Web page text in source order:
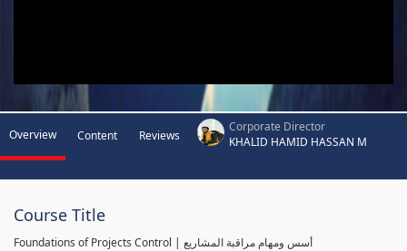
Overview Content Reviews
Corporate Director
KHALID HAMID HASSAN M
Course Title
Foundations of Projects Control | أسس ومهام مراقبة المشاريع